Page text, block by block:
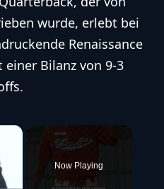
wurde, erlebt bei
Renaissance
Bilanz von 9-3
×
Now Playing